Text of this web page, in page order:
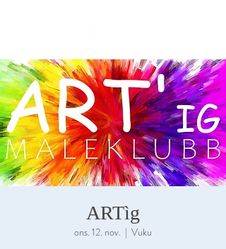
ARTìg
ons. 12. nov.
  |
Vuku